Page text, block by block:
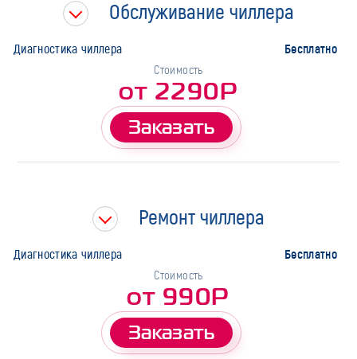
Марка Обслуживание чиллера
Диагностика чиллера Бесплатно
Стоимость
от 2290Р
Заказать
Ремонт чиллера
Диагностика чиллера Бесплатно
Стоимость
от 990Р
Заказать